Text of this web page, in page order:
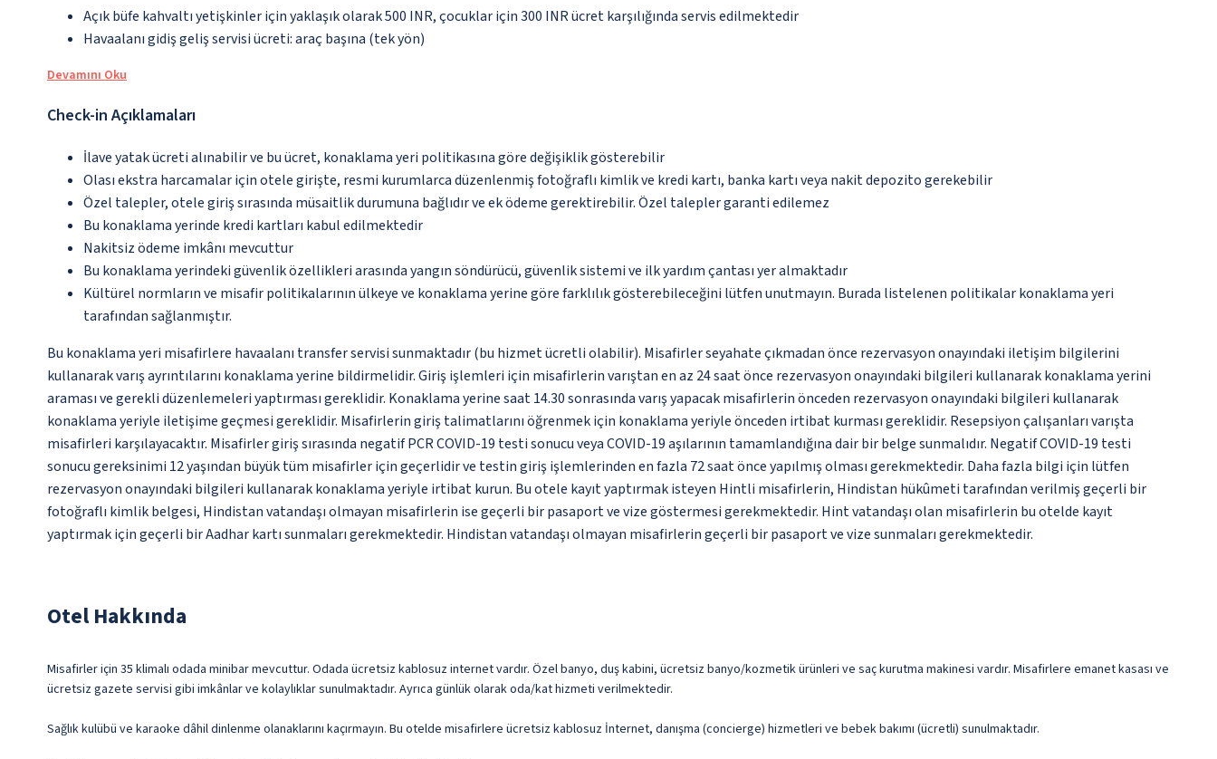
Açık büfe kahvaltı yetişkinler için yaklaşık olarak 500 INR, çocuklar için 300 INR ücret karşılığında servis edilmektedir
Havaalanı gidiş geliş servisi ücreti: araç başına (tek yön)
Devamını Oku
Check-in Açıklamaları
İlave yatak ücreti alınabilir ve bu ücret, konaklama yeri politikasına göre değişiklik gösterebilir
Olası ekstra harcamalar için otele girişte, resmi kurumlarca düzenlenmiş fotoğraflı kimlik ve kredi kartı, banka kartı veya nakit depozito gerekebilir
Özel talepler, otele giriş sırasında müsaitlik durumuna bağlıdır ve ek ödeme gerektirebilir. Özel talepler garanti edilemez
Bu konaklama yerinde kredi kartları kabul edilmektedir
Nakitsiz ödeme imkânı mevcuttur
Bu konaklama yerindeki güvenlik özellikleri arasında yangın söndürücü, güvenlik sistemi ve ilk yardım çantası yer almaktadır
Kültürel normların ve misafir politikalarının ülkeye ve konaklama yerine göre farklılık gösterebileceğini lütfen unutmayın. Burada listelenen politikalar konaklama yeri
tarafından sağlanmıştır.
Bu konaklama yeri misafirlere havaalanı transfer servisi sunmaktadır (bu hizmet ücretli olabilir). Misafirler seyahate çıkmadan önce rezervasyon onayındaki iletişim bilgilerini
kullanarak varış ayrıntılarını konaklama yerine bildirmelidir. Giriş işlemleri için misafirlerin varıştan en az 24 saat önce rezervasyon onayındaki bilgileri kullanarak konaklama yerini
araması ve gerekli düzenlemeleri yaptırması gereklidir. Konaklama yerine saat 14.30 sonrasında varış yapacak misafirlerin önceden rezervasyon onayındaki bilgileri kullanarak
konaklama yeriyle iletişime geçmesi gereklidir. Misafirlerin giriş talimatlarını öğrenmek için konaklama yeriyle önceden irtibat kurması gereklidir. Resepsiyon çalışanları varışta
misafirleri karşılayacaktır. Misafirler giriş sırasında negatif PCR COVID-19 testi sonucu veya COVID-19 aşılarının tamamlandığına dair bir belge sunmalıdır. Negatif COVID-19 testi
sonucu gereksinimi 12 yaşından büyük tüm misafirler için geçerlidir ve testin giriş işlemlerinden en fazla 72 saat önce yapılmış olması gerekmektedir. Daha fazla bilgi için lütfen
rezervasyon onayındaki bilgileri kullanarak konaklama yeriyle irtibat kurun. Bu otele kayıt yaptırmak isteyen Hintli misafirlerin, Hindistan hükûmeti tarafından verilmiş geçerli bir
fotoğraflı kimlik belgesi, Hindistan vatandaşı olmayan misafirlerin ise geçerli bir pasaport ve vize göstermesi gerekmektedir. Hint vatandaşı olan misafirlerin bu otelde kayıt
yaptırmak için geçerli bir Aadhar kartı sunmaları gerekmektedir. Hindistan vatandaşı olmayan misafirlerin geçerli bir pasaport ve vize sunmaları gerekmektedir.
Otel Hakkında
Misafirler için 35 klimalı odada minibar mevcuttur. Odada ücretsiz kablosuz internet vardır. Özel banyo, duş kabini, ücretsiz banyo/kozmetik ürünleri ve saç kurutma makinesi vardır. Misafirlere emanet kasası ve
ücretsiz gazete servisi gibi imkânlar ve kolaylıklar sunulmaktadır. Ayrıca günlük olarak oda/kat hizmeti verilmektedir.
Sağlık kulübü ve karaoke dâhil dinlenme olanaklarını kaçırmayın. Bu otelde misafirlere ücretsiz kablosuz İnternet, danışma (concierge) hizmetleri ve bebek bakımı (ücretli) sunulmaktadır.